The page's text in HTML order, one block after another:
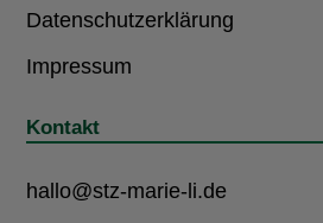
Datenschutzerklärung
Impressum
Kontakt
hallo@stz-marie-li.de